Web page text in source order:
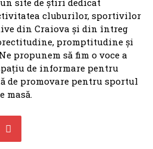
cluburilor, sportivilor
din Craiova și din întreg
promptitudine și
propunem să fim o voce a
de informare pentru
de promovare pentru sportul
masă.